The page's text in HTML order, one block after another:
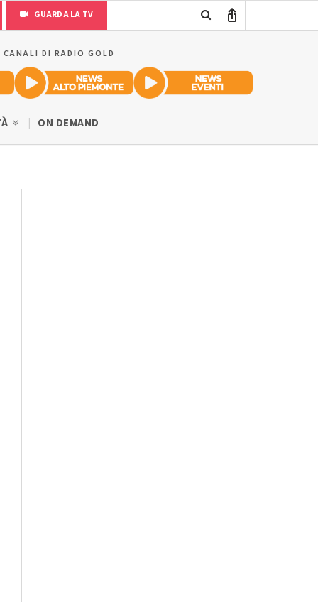
GUARDA LA TV
DI RADIO GOLD
ON DEMAND